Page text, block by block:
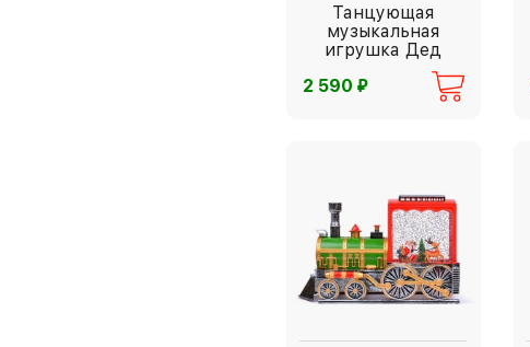
Танцующая
музыкальная
игрушка Дед
2 590 ⃏